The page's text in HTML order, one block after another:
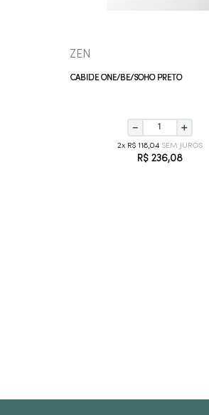
ZEN
CABIDE ONE/BE/SOHO PRETO
＋
－
2 R$ 118,04
R$ 236,08